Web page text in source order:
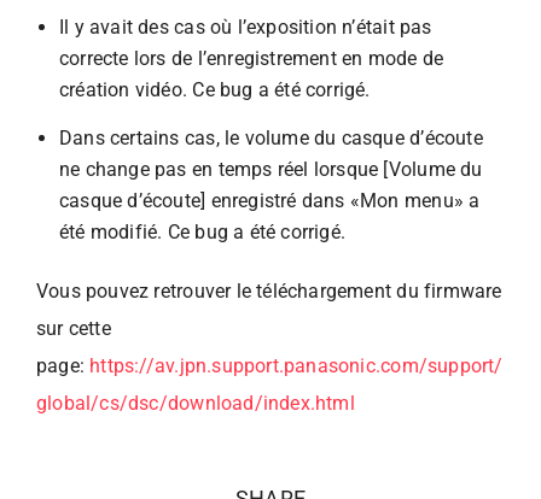
Il y avait des cas où l’exposition n’était pas
correcte lors de l’enregistrement en mode de
création vidéo. Ce bug a été corrigé.
Dans certains cas, le volume du casque d’écoute
ne change pas en temps réel lorsque [Volume du
casque d’écoute] enregistré dans «Mon menu» a
été modifié. Ce bug a été corrigé.
Vous pouvez retrouver le téléchargement du firmware
sur cette
page: https://av.jpn.support.panasonic.com/support/
global/cs/dsc/download/index.html